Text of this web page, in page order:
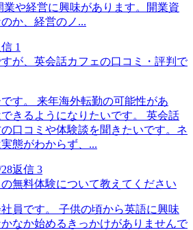
業や経営に興味があります。開業資
か、経営のノ...
1
が、英会話カフェの口コミ・評判で
す。 来年海外転勤の可能性があ
きるようになりたいです。 英会話
口コミや体験談を聞きたいです。ネ
態がわからず、...
返信 3
無料体験について教えてください
員です。 子供の頃から英語に興味
なか始めるきっかけがありませんで